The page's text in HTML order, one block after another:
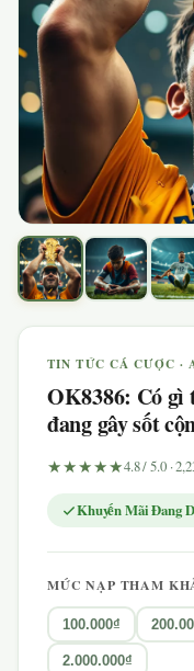
TIN TỨC CÁ CƯỢC ·
OK8386: Có gì
đang gây sốt
★★★★★4.8 / 5.0 ·
Khuyến Mãi Đang
MỨC NẠP THAM
100.000₫
2.000.000₫